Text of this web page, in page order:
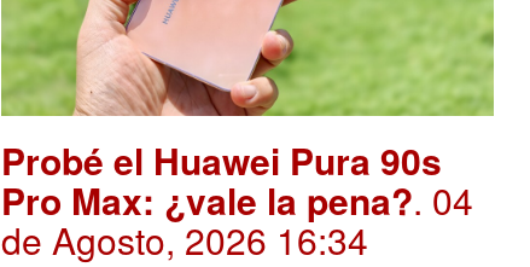
Probé el Huawei Pura 90s
Pro Max: ¿vale la pena?. 04
de Agosto, 2026 16:34